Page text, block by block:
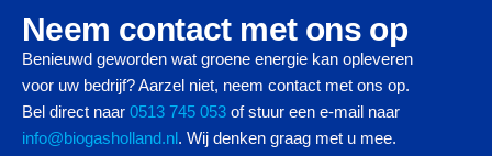
Neem contact met ons op
Benieuwd geworden wat groene energie kan opleveren
voor uw bedrijf? Aarzel niet, neem contact met ons op.
Bel direct naar 0513 745 053 of stuur een e-mail naar
info@biogasholland.nl. Wij denken graag met u mee.